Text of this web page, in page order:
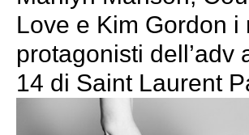
Love e Kim Gordon i
protagonisti dell’adv
14 di Saint Laurent